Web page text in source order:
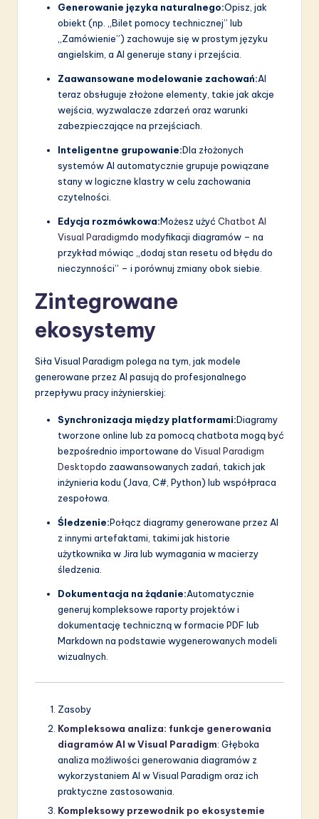
Generowanie języka naturalnego:Opisz, jak
obiekt (np. „Bilet pomocy technicznej” lub
„Zamówienie”) zachowuje się w prostym języku
angielskim, a AI generuje stany i przejścia.
Zaawansowane modelowanie zachowań:AI
teraz obsługuje złożone elementy, takie jak akcje
wejścia, wyzwalacze zdarzeń oraz warunki
zabezpieczające na przejściach.
Inteligentne grupowanie:Dla złożonych
systemów AI automatycznie grupuje powiązane
stany w logiczne klastry w celu zachowania
czytelności.
Edycja rozmówkowa:Możesz użyć Chatbot AI
Visual Paradigmdo modyfikacji diagramów – na
przykład mówiąc „dodaj stan resetu od błędu do
nieczynności” – i porównuj zmiany obok siebie.
Zintegrowane
ekosystemy
Siła Visual Paradigm polega na tym, jak modele
generowane przez AI pasują do profesjonalnego
przepływu pracy inżynierskiej:
Synchronizacja między platformami:Diagramy
tworzone online lub za pomocą chatbota mogą być
bezpośrednio importowane do Visual Paradigm
Desktopdo zaawansowanych zadań, takich jak
inżynieria kodu (Java, C#, Python) lub współpraca
zespołowa.
Śledzenie:Połącz diagramy generowane przez AI
z innymi artefaktami, takimi jak historie
użytkownika w Jira lub wymagania w macierzy
śledzenia.
Dokumentacja na żądanie:Automatycznie
generuj kompleksowe raporty projektów i
dokumentację techniczną w formacie PDF lub
Markdown na podstawie wygenerowanych modeli
wizualnych.
Zasoby
Kompleksowa analiza: funkcje generowania
diagramów AI w Visual Paradigm: Głęboka
analiza możliwości generowania diagramów z
wykorzystaniem AI w Visual Paradigm oraz ich
praktyczne zastosowania.
Kompleksowy przewodnik po ekosystemie